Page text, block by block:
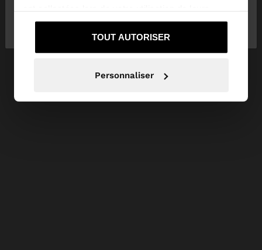
services.
TOUT AUTORISER
Personnaliser